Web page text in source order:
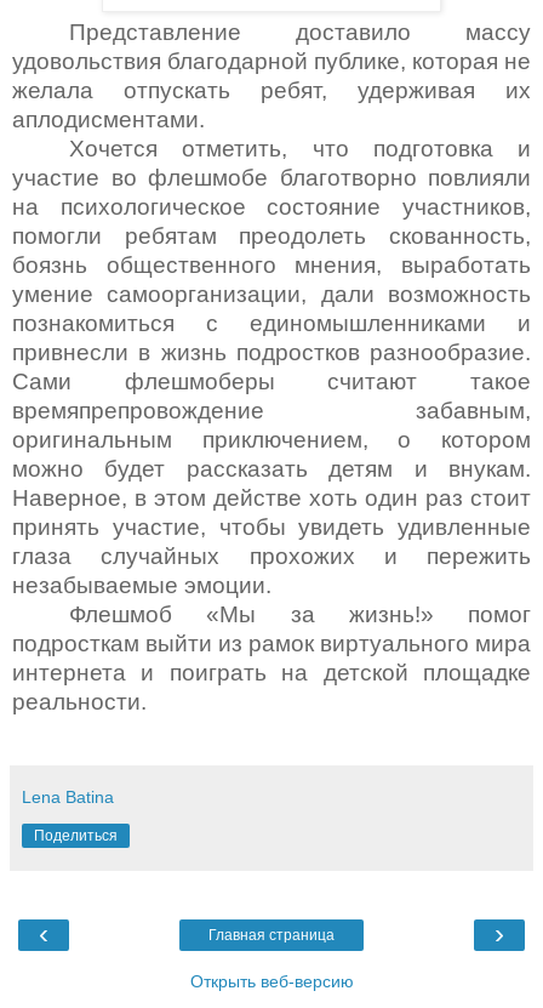
Представление доставило массу
удовольствия благодарной публике, которая не
желала отпускать ребят, удерживая их
аплодисментами.
Хочется отметить, что подготовка и
участие во флешмобе благотворно повлияли
на психологическое состояние участников,
помогли ребятам преодолеть скованность,
боязнь общественного мнения, выработать
умение самоорганизации, дали возможность
познакомиться с единомышленниками и
привнесли в жизнь подростков разнообразие.
Сами флешмоберы считают такое
времяпрепровождение забавным,
оригинальным приключением, о котором
можно будет рассказать детям и внукам.
Наверное, в этом действе хоть один раз стоит
принять участие, чтобы увидеть удивленные
глаза случайных прохожих и пережить
незабываемые эмоции.
Флешмоб «Мы за жизнь!» помог
подросткам выйти из рамок виртуального мира
интернета и поиграть на детской площадке
реальности.
Lena Batina
Поделиться
‹ ›
Главная страница
Открыть веб-версию